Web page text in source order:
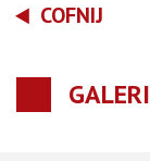
COFNIJ